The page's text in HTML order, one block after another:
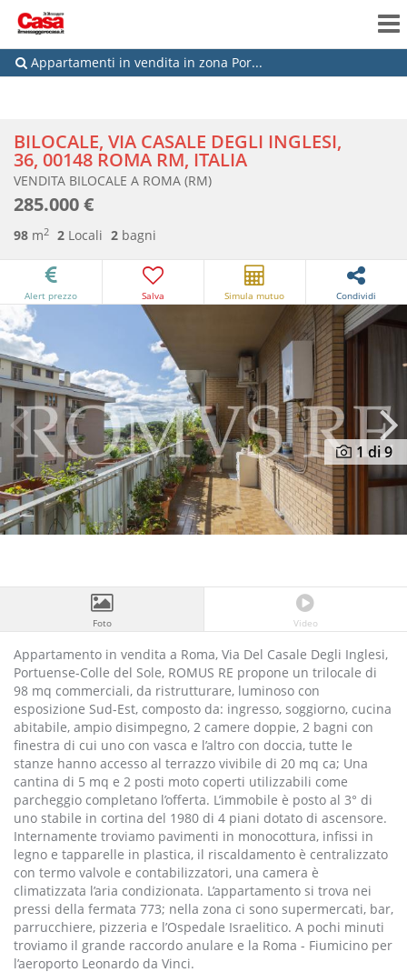
Appartamenti in vendita in zona Por...
BILOCALE, VIA CASALE DEGLI INGLESI,
36, 00148 ROMA RM, ITALIA
VENDITA BILOCALE A ROMA (RM)
285.000 €
98 m2 2 Locali 2 bagni
Alert prezzo Salva Simula mutuo Condividi
1 di 9
Previous
Foto Video
Appartamento in vendita a Roma, Via Del Casale Degli Inglesi,
Portuense-Colle del Sole, ROMUS RE propone un trilocale di
98 mq commerciali, da ristrutturare, luminoso con
esposizione Sud-Est, composto da: ingresso, soggiorno, cucina
abitabile, ampio disimpegno, 2 camere doppie, 2 bagni con
finestra di cui uno con vasca e l’altro con doccia, tutte le
stanze hanno accesso al terrazzo vivibile di 20 mq ca; Una
cantina di 5 mq e 2 posti moto coperti utilizzabili come
parcheggio completano l’offerta. L’immobile è posto al 3° di
uno stabile in cortina del 1980 di 4 piani dotato di ascensore.
Internamente troviamo pavimenti in monocottura, infissi in
legno e tapparelle in plastica, il riscaldamento è centralizzato
con termo valvole e contabilizzatori, una camera è
climatizzata l’aria condizionata. L’appartamento si trova nei
pressi della fermata 773; nella zona ci sono supermercati, bar,
parrucchiere, pizzeria e l’Ospedale Israelitico. A pochi minuti
troviamo il grande raccordo anulare e la Roma - Fiumicino per
l’aeroporto Leonardo da Vinci.